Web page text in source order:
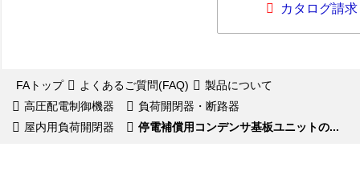
カタログ請求
FAトップ よくあるご質問(FAQ)
製品について
高圧配電制御機器
負荷開閉器・断路器
屋内用負荷開閉器
停電補償用コンデンサ基板ユニットの...